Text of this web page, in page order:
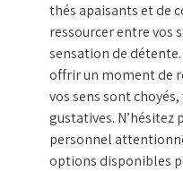
thés apaisants et de
ressourcer entre vos
sensation de
offrir un moment de
vos sens sont
gustatives. N’hésitez
personnel
options disponibles